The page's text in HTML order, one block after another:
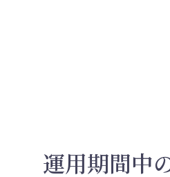
運用期間中